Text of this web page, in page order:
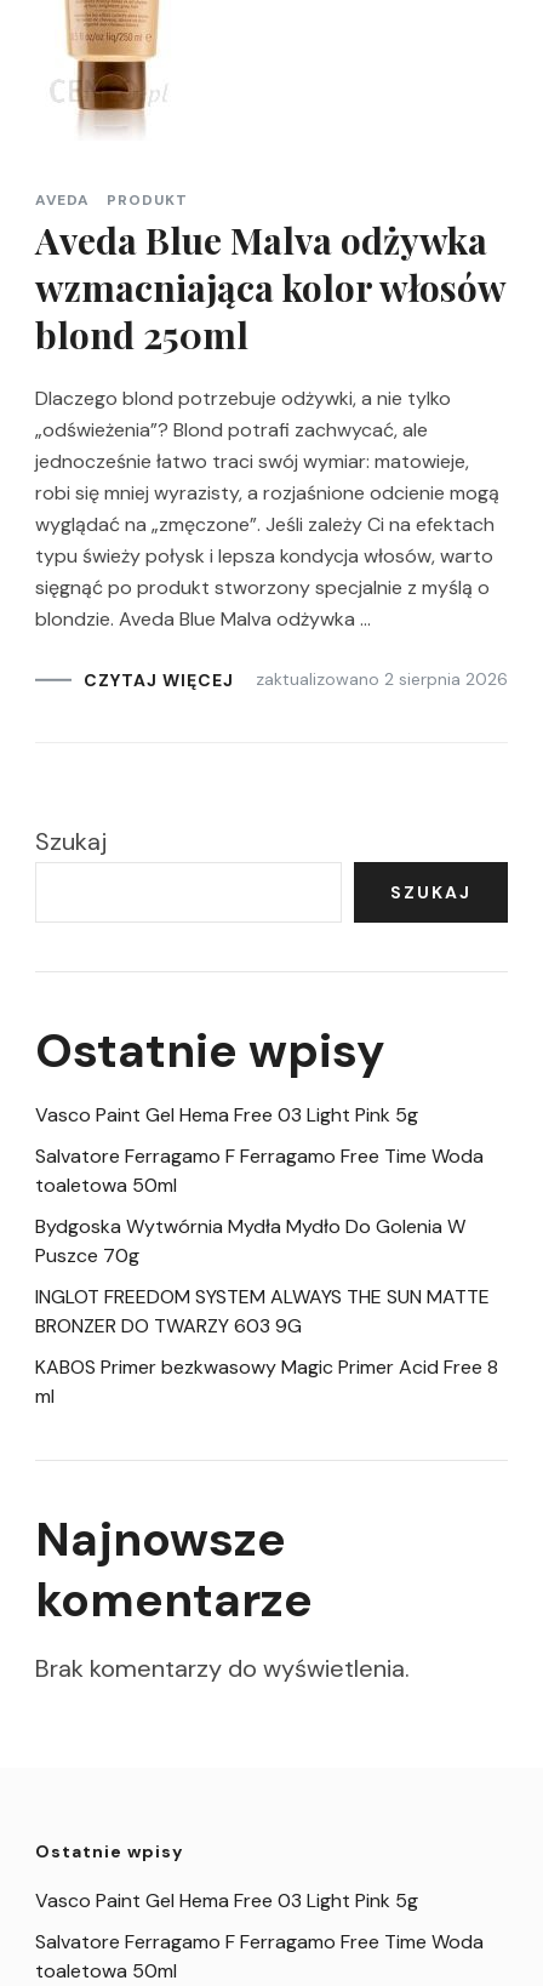
AVEDA PRODUKT
Aveda Blue Malva odżywka
wzmacniająca kolor włosów
blond 250ml
Dlaczego blond potrzebuje odżywki, a nie tylko
„odświeżenia”? Blond potrafi zachwycać, ale
jednocześnie łatwo traci swój wymiar: matowieje,
robi się mniej wyrazisty, a rozjaśnione odcienie mogą
wyglądać na „zmęczone”. Jeśli zależy Ci na efektach
typu świeży połysk i lepsza kondycja włosów, warto
sięgnąć po produkt stworzony specjalnie z myślą o
blondzie. Aveda Blue Malva odżywka …
CZYTAJ WIĘCEJ zaktualizowano 2 sierpnia 2026
Szukaj
SZUKAJ
Ostatnie wpisy
Vasco Paint Gel Hema Free 03 Light Pink 5g
Salvatore Ferragamo F Ferragamo Free Time Woda
toaletowa 50ml
Bydgoska Wytwórnia Mydła Mydło Do Golenia W
Puszce 70g
INGLOT FREEDOM SYSTEM ALWAYS THE SUN MATTE
BRONZER DO TWARZY 603 9G
KABOS Primer bezkwasowy Magic Primer Acid Free 8
ml
Najnowsze
komentarze
Brak komentarzy do wyświetlenia.
Ostatnie wpisy
Vasco Paint Gel Hema Free 03 Light Pink 5g
Salvatore Ferragamo F Ferragamo Free Time Woda
toaletowa 50ml